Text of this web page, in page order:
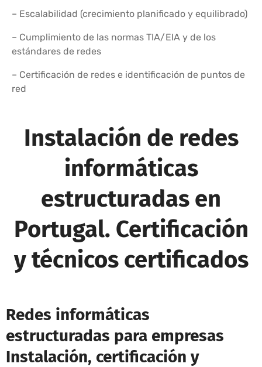
– Escalabilidad (crecimiento planificado y equilibrado)
– Cumplimiento de las normas TIA/EIA y de los
estándares de redes
– Certificación de redes e identificación de puntos de
red
Instalación de redes
informáticas
estructuradas en
Portugal. Certificación
y técnicos certificados
Redes informáticas
estructuradas para empresas
Instalación, certificación y